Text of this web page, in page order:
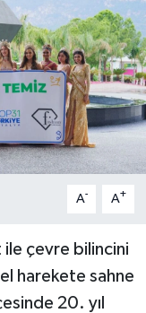
A- A+
çevre bilincini
harekete sahne
20. yıl